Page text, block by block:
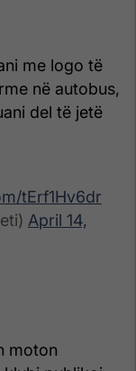
me logo të
në autobus,
del të jetë
tErf1Hv6dr
April 14,
moton